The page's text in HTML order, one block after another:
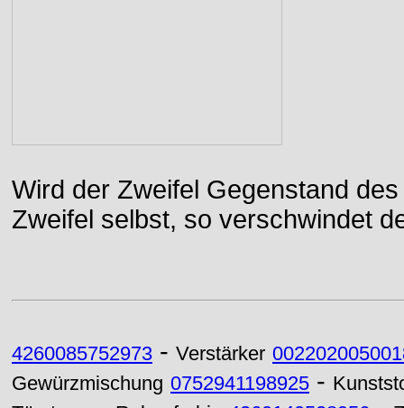
Wird der Zweifel Gegenstand
Zweifel selbst, so verschwindet
4260085752973 - Verstärker
Gewürzmischung 0752941198925 -